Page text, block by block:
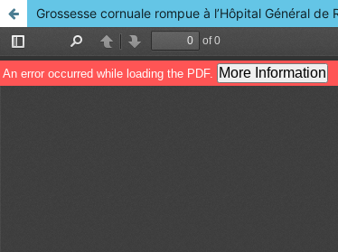
Grossesse cornuale rompue à l’Hôpital Général